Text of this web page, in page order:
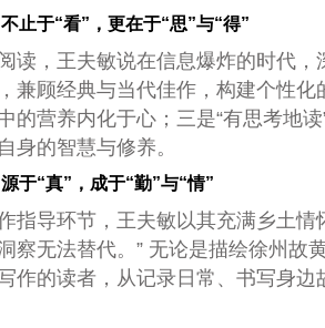
于“看”，更在于“思”与“得”
读，王夫敏说在信息爆炸的时代
兼顾经典与当代佳作，构建个性化
的营养内化于心；三是“有思考地
身的智慧与修养。
“真”，成于“勤”与“情”
指导环节，王夫敏以其充满乡土
察无法替代。” 无论是描绘徐州
作的读者，从记录日常、书写身